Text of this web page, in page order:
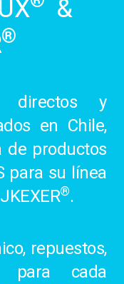
&
®
directos y
en Chile,
de productos
para su línea
®.
repuestos,
para cada